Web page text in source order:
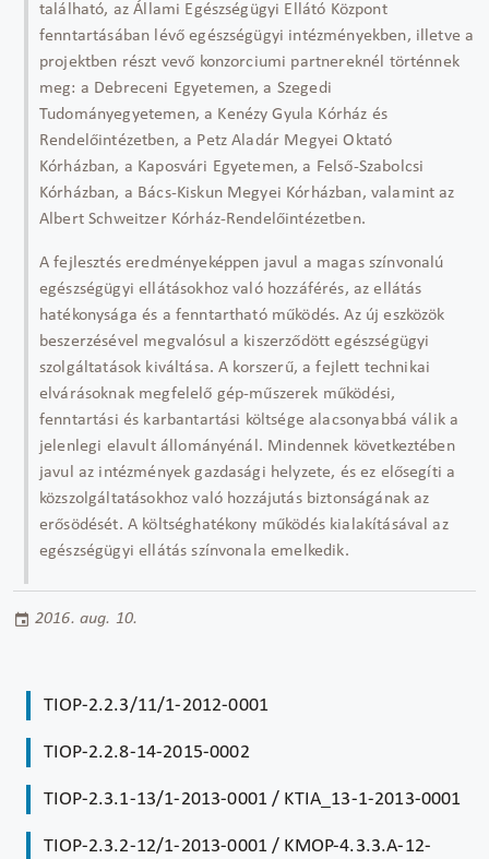
található, az Állami Egészségügyi Ellátó Központ
fenntartásában lévő egészségügyi intézményekben, illetve a
projektben részt vevő konzorciumi partnereknél történnek
meg: a Debreceni Egyetemen, a Szegedi
Tudományegyetemen, a Kenézy Gyula Kórház és
Rendelőintézetben, a Petz Aladár Megyei Oktató
Kórházban, a Kaposvári Egyetemen, a Felső-Szabolcsi
Kórházban, a Bács-Kiskun Megyei Kórházban, valamint az
Albert Schweitzer Kórház-Rendelőintézetben.
A fejlesztés eredményeképpen javul a magas színvonalú
egészségügyi ellátásokhoz való hozzáférés, az ellátás
hatékonysága és a fenntartható működés. Az új eszközök
beszerzésével megvalósul a kiszerződött egészségügyi
szolgáltatások kiváltása. A korszerű, a fejlett technikai
elvárásoknak megfelelő gép-műszerek működési,
fenntartási és karbantartási költsége alacsonyabbá válik a
jelenlegi elavult állományénál. Mindennek következtében
javul az intézmények gazdasági helyzete, és ez elősegíti a
közszolgáltatásokhoz való hozzájutás biztonságának az
erősödését. A költséghatékony működés kialakításával az
egészségügyi ellátás színvonala emelkedik.
2016. aug. 10.
TIOP-2.2.3/11/1-2012-0001
TIOP-2.2.8-14-2015-0002
TIOP-2.3.1-13/1-2013-0001 / KTIA_13-1-2013-0001
TIOP-2.3.2-12/1-2013-0001 / KMOP-4.3.3.A-12-